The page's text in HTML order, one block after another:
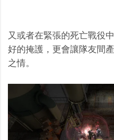
又或者在緊張的死亡戰役
好的掩護，更會讓隊友間
之情。